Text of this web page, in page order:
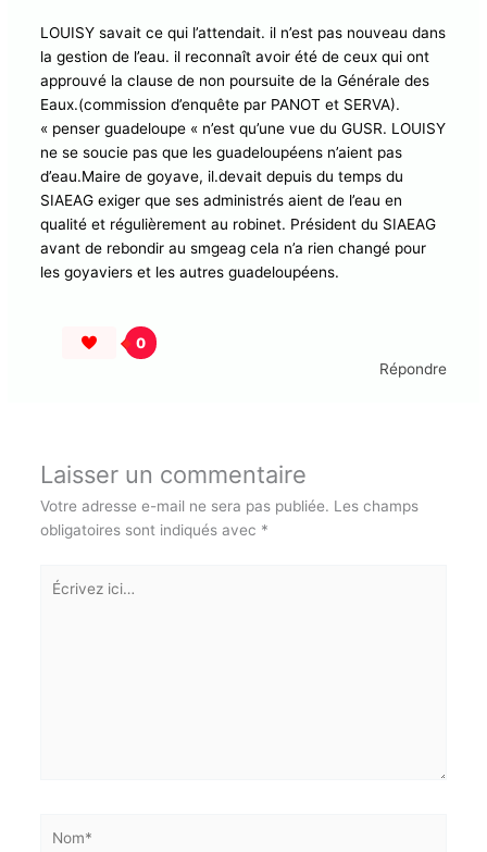
BERNARD
7 FÉVRIER 2025 À 10:41 PM
LOUISY savait ce qui l’attendait. il n’est pas nouveau
dans la gestion de l’eau. il reconnaît avoir été de ceux
qui ont approuvé la clause de non poursuite de la
Générale des Eaux.(commission d’enquête par PANOT
et SERVA). « penser guadeloupe « n’est qu’une vue du
GUSR. LOUISY ne se soucie pas que les
guadeloupéens n’aient pas d’eau.Maire de goyave,
au robinet. Président du SIAEAG avant de rebondir au
smgeag cela n’a rien changé pour les goyaviers et les
Laisser un commentaire